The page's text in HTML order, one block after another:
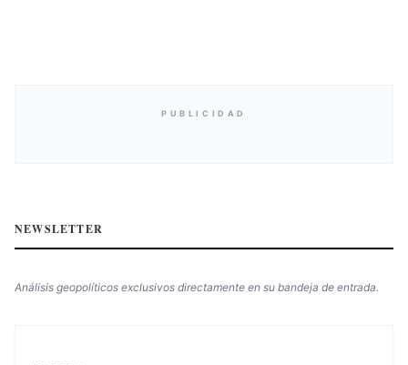
PUBLICIDAD
NEWSLETTER
Análisis geopolíticos exclusivos directamente en su bandeja de entrada.